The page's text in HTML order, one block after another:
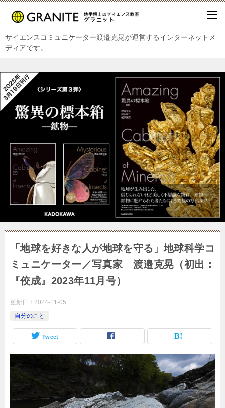
サイエンスコミュニケーター渡邉克晃が運営するインターネットメ
ディアです。
「地球を好きな人が地球を守る」地球科学コ
ミュニケーター／写真家 渡邉克晃（初出：
『佼成』2023年11月号）
更新日： 2024-11-05
自分のこと
Tweet